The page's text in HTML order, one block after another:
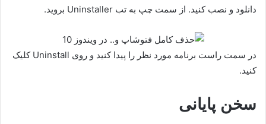
دانلود و نصب کنید. از سمت چپ به تب Uninstaller بروید.
در سمت راست برنامه مورد نظر را پیدا کنید و روی Uninstall کلیک
کنید.
سخن پایانی